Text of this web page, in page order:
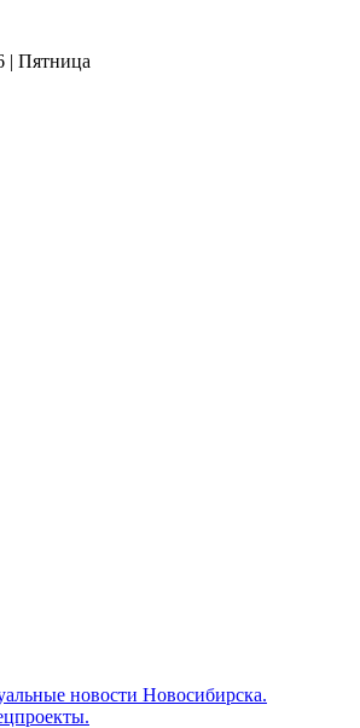
| Пятница
новости Новосибирска.